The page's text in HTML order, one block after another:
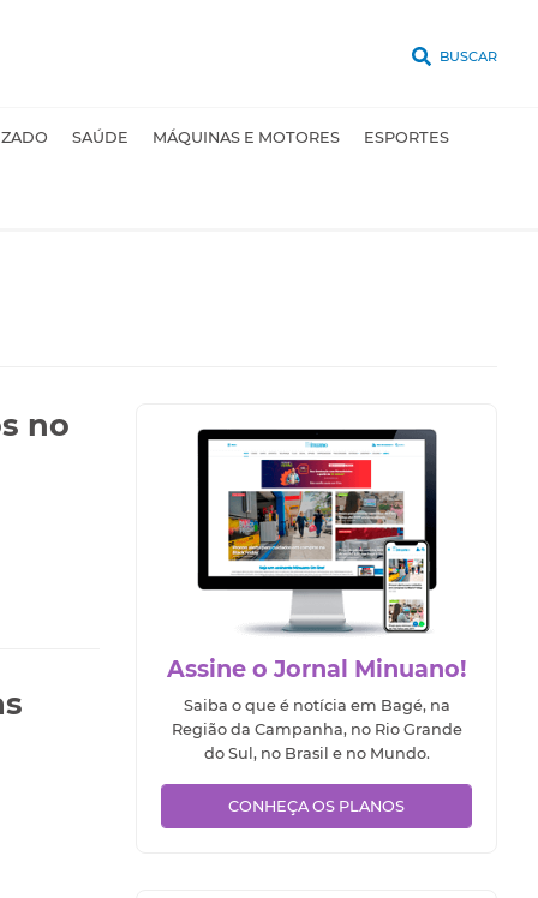
BUSCAR
SAÚDE MÁQUINAS E MOTORES ESPORTES
no
Assine o Jornal Minuano!
Saiba o que é notícia em Bagé, na
Região da Campanha, no Rio Grande
do Sul, no Brasil e no Mundo.
CONHEÇA OS PLANOS